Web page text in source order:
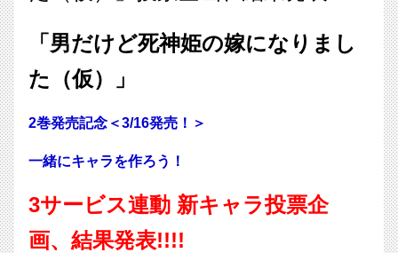
「男だけど死神姫の嫁になりまし
た（仮）」
2巻発売記念＜3/16発売！＞
一緒にキャラを作ろう！
3サービス連動 新キャラ投票企
画、結果発表!!!!